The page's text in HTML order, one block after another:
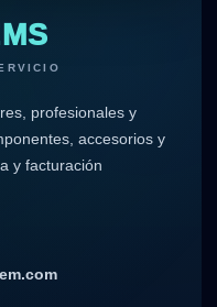
profesionales y
accesorios y
y facturación